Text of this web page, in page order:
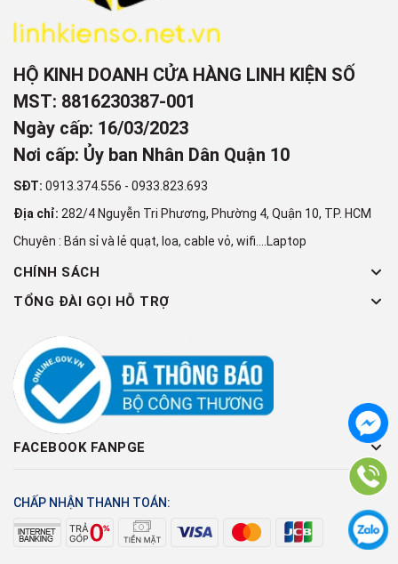
HỘ KINH DOANH CỬA HÀNG LINH KIỆN SỐ
MST: 8816230387-001
Ngày cấp: 16/03/2023
Nơi cấp: Ủy ban Nhân Dân Quận 10
SĐT: 0913.374.556 - 0933.823.693
Địa chỉ: 282/4 Nguyễn Tri Phương, Phường 4, Quận 10, TP. HCM
Chuyên : Bán sỉ và lẻ quạt, loa, cable vỏ, wifi....Laptop
CHÍNH SÁCH
TỔNG ĐÀI GỌI HỖ TRỢ
FACEBOOK FANPGE
CHẤP NHẬN THANH TOÁN: